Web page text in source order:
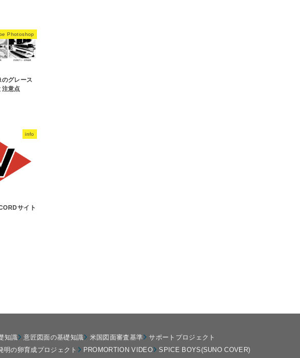
Photoshop
グレース
注意点
info
サイト
知識 意匠図面の基礎知識 米国図面審査基準
サポートプロジェクト
明の卵育成プロジェクト PROMORTION VIDEO SPICE BOYS(SUNO COVER)